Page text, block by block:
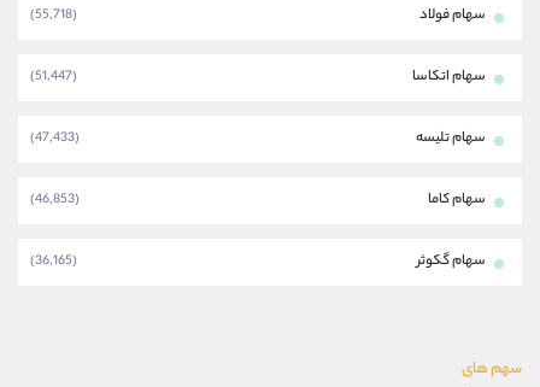
سهام فولاد (55,718)
سهام اتکاسا (51,447)
سهام تلیسه (47,433)
سهام کاما (46,853)
سهام گکوثر (36,165)
سهم های